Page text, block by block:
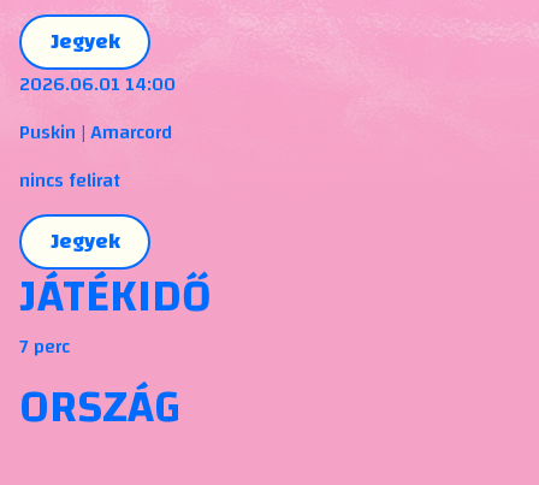
Jegyek
2026.06.01 14:00
Puskin | Amarcord
nincs felirat
Jegyek
JÁTÉKIDŐ
7 perc
ORSZÁG